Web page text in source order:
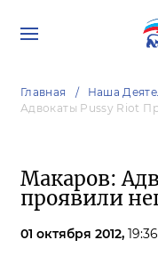
Главная Наша
Адвокаты Pussy Riot
Макаров:
проявили
01 октября 2012, 19:36